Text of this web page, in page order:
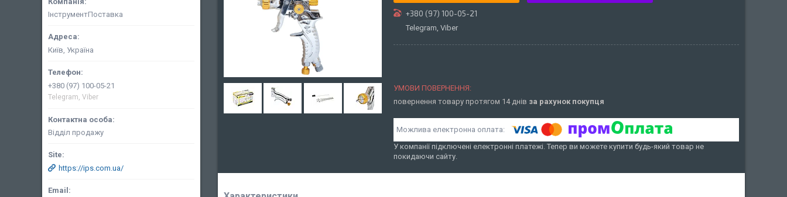
+380 (97) 100-05-21
Telegram, Viber
повернення товару протягом 14 днів за рахунок покупця
У компанії підключені електронні платежі. Тепер ви можете купити будь-який товар не
покидаючи сайту.
ІнструментПоставка
Київ, Україна
+380 (97) 100-05-21
Telegram, Viber
Відділ продажу
https://ips.com.ua/